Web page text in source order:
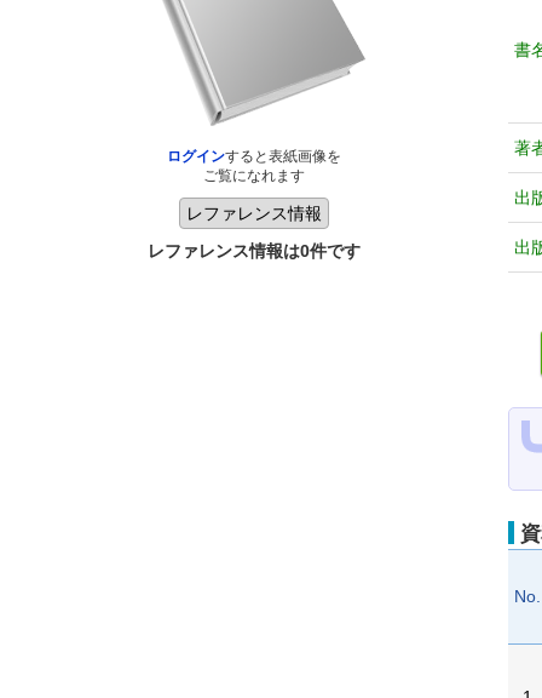
ログインすると表紙画像を
ご覧になれます
レファレンス情報は0件です
書
著
出
出
No.